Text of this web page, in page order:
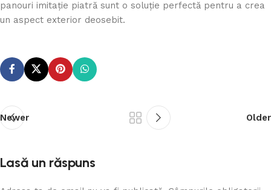
panouri imitație piatră sunt o soluție perfectă pentru a crea
un aspect exterior deosebit.
Newer Older
Lasă un răspuns